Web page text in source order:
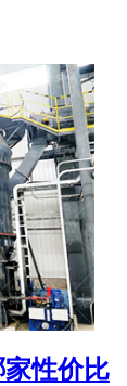
性价比